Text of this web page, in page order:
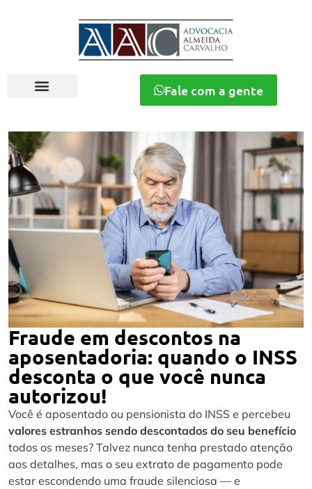
Fale com a gente
Fraude em descontos na
aposentadoria: quando o INSS
desconta o que você nunca
autorizou!
Você é aposentado ou pensionista do INSS e percebeu
valores estranhos sendo descontados do seu benefício
todos os meses? Talvez nunca tenha prestado atenção
aos detalhes, mas o seu extrato de pagamento pode
estar escondendo uma fraude silenciosa — e